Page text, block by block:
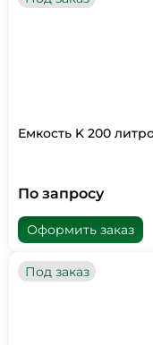
Емкость K 200
По запросу
Оформить заказ
Под заказ